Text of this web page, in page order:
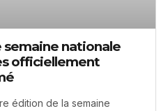
semaine nationale
officiellement
édition de la semaine